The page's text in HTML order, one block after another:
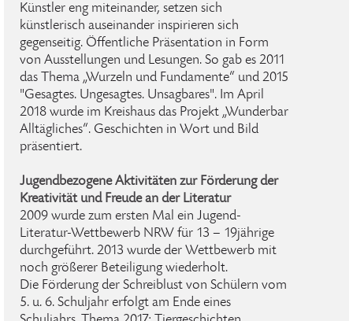
Künstler eng miteinander, setzen sich
künstlerisch auseinander inspirieren sich
gegenseitig. Öffentliche Präsentation in Form
von Ausstellungen und Lesungen. So gab es 2011
das Thema „Wurzeln und Fundamente“ und 2015
"Gesagtes. Ungesagtes. Unsagbares". Im April
2018 wurde im Kreishaus das Projekt „Wunderbar
Alltägliches“. Geschichten in Wort und Bild
präsentiert.
Jugendbezogene Aktivitäten zur Förderung der
Kreativität und Freude an der Literatur
2009 wurde zum ersten Mal ein Jugend-
Literatur-Wettbewerb NRW für 13 – 19jährige
durchgeführt. 2013 wurde der Wettbewerb mit
noch größerer Beteiligung wiederholt.
Die Förderung der Schreiblust von Schülern vom
5. u. 6. Schuljahr erfolgt am Ende eines